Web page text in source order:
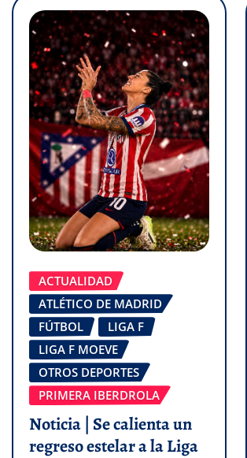
ACTUALIDAD
ATLÉTICO DE MADRID
FÚTBOL
LIGA F
LIGA F MOEVE
OTROS DEPORTES
PRIMERA IBERDROLA
Noticia | Se calienta un
regreso estelar a la Liga